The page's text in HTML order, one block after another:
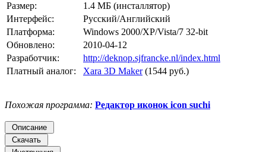
Размер:
1.4 МБ (инсталлятор)
Интерфейс:
Русский/Английский
Платформа:
Windows 2000/XP/Vista/7 32-bit
Обновлено:
2010-04-12
Разработчик:
http://deknop.sjfrancke.nl/index.html
Платный аналог:
Xara 3D Maker(1544 руб.)
Похожая программа: Редактор иконок icon suchi